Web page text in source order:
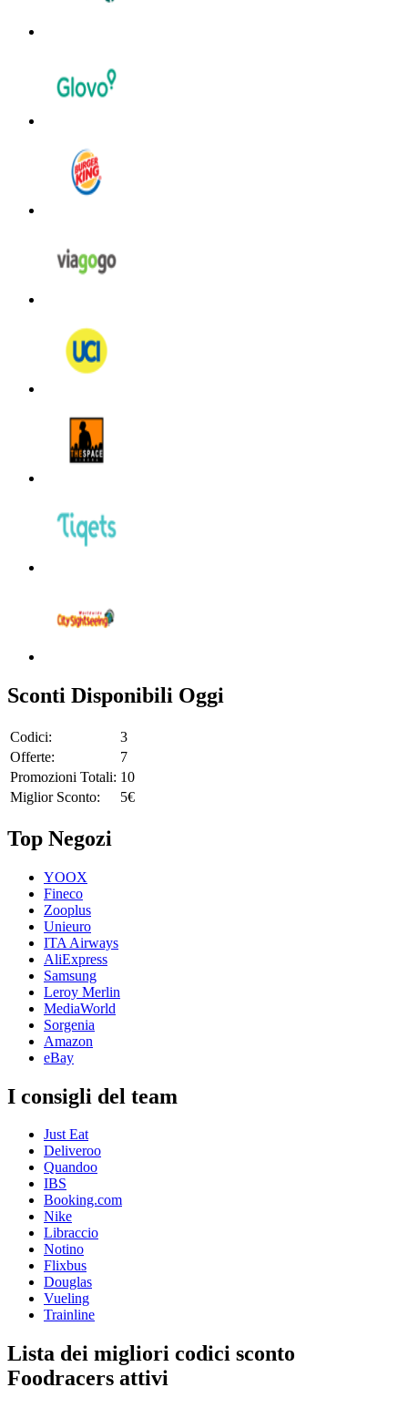
Sconti Disponibili Oggi
Codici:
3
Offerte:
7
Promozioni Totali: 10
Miglior Sconto:
5€
Top Negozi
YOOX
Fineco
Zooplus
Unieuro
ITA Airways
AliExpress
Samsung
Leroy Merlin
MediaWorld
Sorgenia
Amazon
eBay
I consigli del team
Just Eat
Deliveroo
Quandoo
IBS
Booking.com
Nike
Libraccio
Notino
Flixbus
Douglas
Vueling
Trainline
Lista dei migliori codici sconto
Foodracers attivi